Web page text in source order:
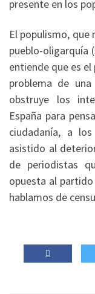
presente en los
El populismo, que
pueblo-oligarquía
entiende que es
problema de
obstruye los
España para
ciudadanía, a
asistido al
de periodistas
opuesta al
hablamos de